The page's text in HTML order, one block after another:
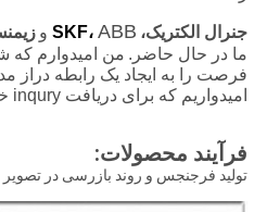
جنرال الکتریک، SKF، ABB و
ما در حال حاضر. من امیدوارم که
امیدواریم که برای دریافت inqury خود را به زودی.
فرآیند محصولات:
تولید فرجنجس و روند بازرسی در تصویر